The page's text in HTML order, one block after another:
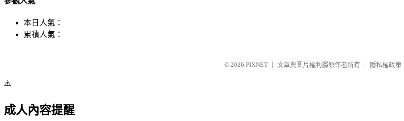
本日人氣：
累積人氣：
© 2026 PIXNET 文章與圖片權利屬原作者所有 隱私權政策
⚠️
成人內容提醒